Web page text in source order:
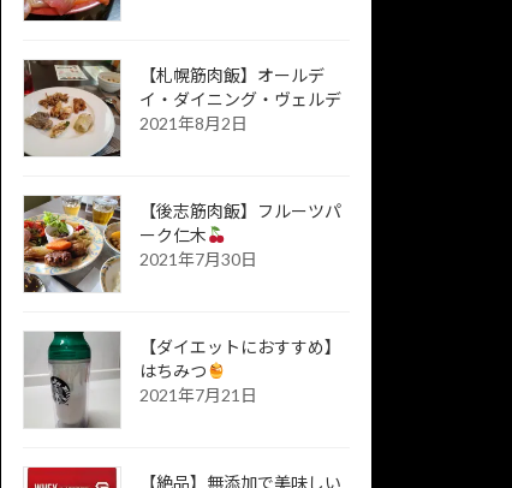
【札幌筋肉飯】オールデ
イ・ダイニング・ヴェルデ
2021年8月2日
【後志筋肉飯】フルーツパ
ーク仁木
2021年7月30日
【ダイエットにおすすめ】
はちみつ
2021年7月21日
【絶品】無添加で美味しい